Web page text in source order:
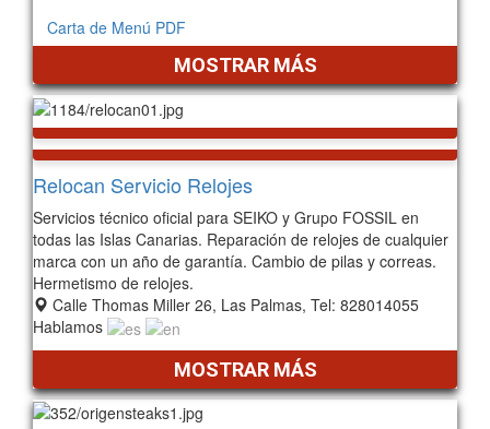
Carta de Menú PDF
MOSTRAR MÁS
Relocan Servicio Relojes
Servicios técnico oficial para SEIKO y Grupo FOSSIL en
todas las Islas Canarias. Reparación de relojes de cualquier
marca con un año de garantía. Cambio de pilas y correas.
Hermetismo de relojes.
Calle Thomas Miller 26, Las Palmas, Tel: 828014055
Hablamos
MOSTRAR MÁS